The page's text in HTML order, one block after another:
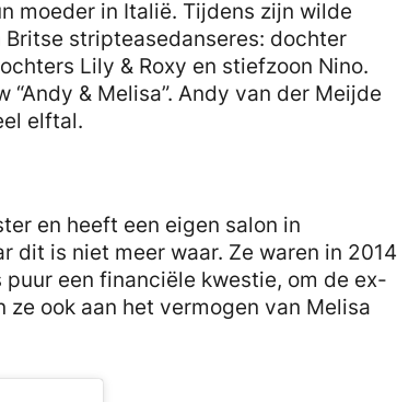
moeder in Italië. Tijdens zijn wilde
stripteasedanseres: dochter
Lily & Roxy en stiefzoon Nino.
& Melisa”. Andy van der Meijde
elftal.
en heeft een eigen salon in
dit is niet meer waar. Ze waren in 2014
een financiële kwestie, om de ex-
ook aan het vermogen van Melisa